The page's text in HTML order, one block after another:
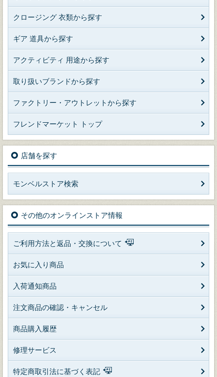
クロージング 衣類から探す
ギア 道具から探す
アクティビティ 用途から探す
取り扱いブランドから探す
ファクトリー・アウトレットから探す
フレンドマーケット トップ
店舗を探す
モンベルストア検索
その他のオンラインストア情報
ご利用方法と返品・交換について
お気に入り商品
入荷通知商品
注文商品の確認・キャンセル
商品購入履歴
修理サービス
特定商取引法に基づく表記